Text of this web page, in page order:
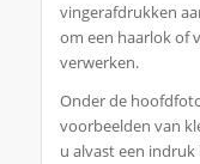
vingerafdrukken
om een haarlok of
verwerken.
Onder de
voorbeelden van
u alvast een